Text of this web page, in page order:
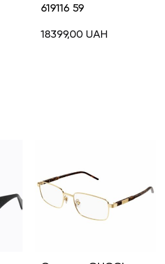
619116 59
18399,00 UAH